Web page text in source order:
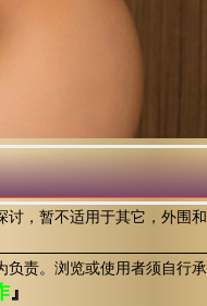
讨，暂不适用于其它，外围和
负责。浏览或使用者须自行承
』